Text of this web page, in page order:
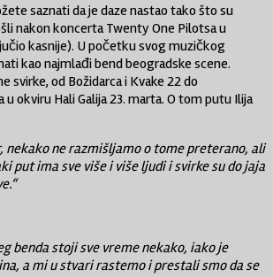
saznati da je daze nastao tako što su
nakon koncerta Twenty One Pilotsa u
kasnije). U početku svog muzičkog
kao najmlađi bend beogradske scene.
svirke, od Božidarca i Kvake 22 do
okviru Hali Galija 23. marta. O tom putu Ilija
nekako ne razmišljamo o tome preterano, ali
put ima sve više i više ljudi i svirke su do jaja
benda stoji sve vreme nekako, iako je
a mi u stvari rastemo i prestali smo da se